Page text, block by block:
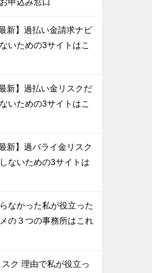
新】過払い金請求ナビ
いための3サイトはこ
新】過払い金リスクだ
いための3サイトはこ
新】過バライ金リスク
ないための3サイトは
なかった私が役立った
の３つの事務所はこれ
ク 理由で私が役立っ